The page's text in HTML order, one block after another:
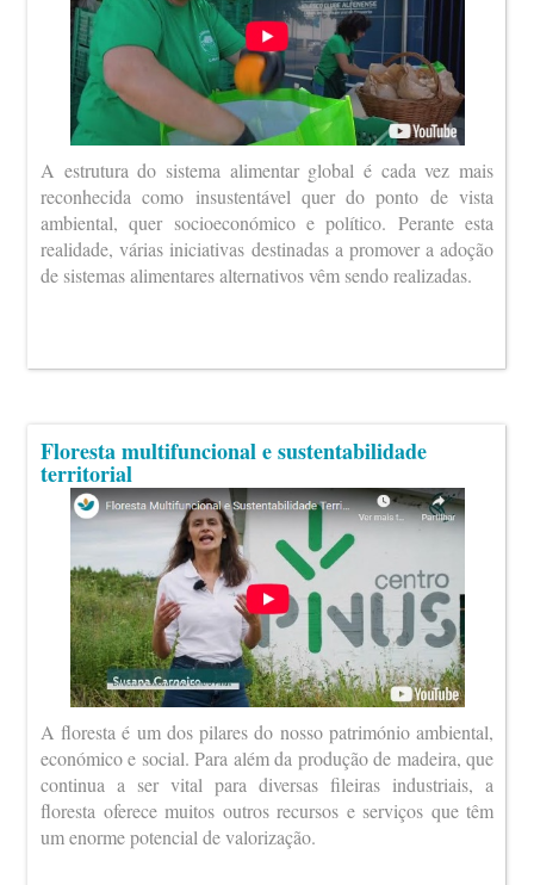
A estrutura do sistema alimentar global é cada vez mais
reconhecida como insustentável quer do ponto de vista
ambiental, quer socioeconómico e político. Perante esta
realidade, várias iniciativas destinadas a promover a adoção
de sistemas alimentares alternativos vêm sendo realizadas.
Floresta multifuncional e sustentabilidade
territorial
A floresta é um dos pilares do nosso património ambiental,
económico e social. Para além da produção de madeira, que
continua a ser vital para diversas fileiras industriais, a
floresta oferece muitos outros recursos e serviços que têm
um enorme potencial de valorização.